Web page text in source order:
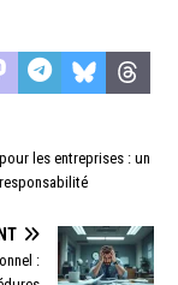
les entreprises : un
: